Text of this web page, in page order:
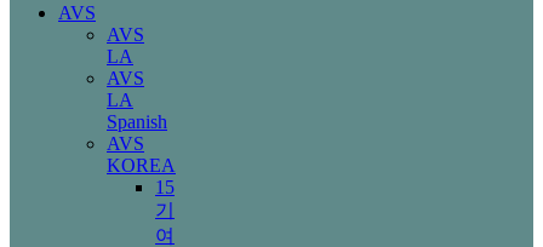
AVS
AVS
LA
AVS
LA
Spanish
AVS
KOREA
15
기
여